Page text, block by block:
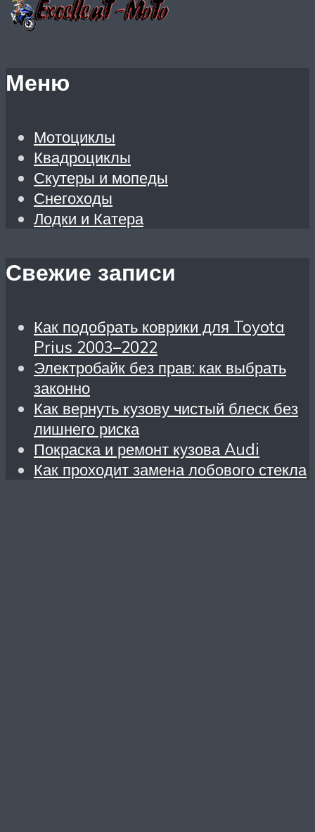
Меню
Мотоциклы
Квадроциклы
Скутеры и мопеды
Снегоходы
Лодки и Катера
Свежие записи
Как подобрать коврики для Toyota
Prius 2003–2022
Электробайк без прав: как выбрать
законно
Как вернуть кузову чистый блеск без
лишнего риска
Покраска и ремонт кузова Audi
Как проходит замена лобового стекла